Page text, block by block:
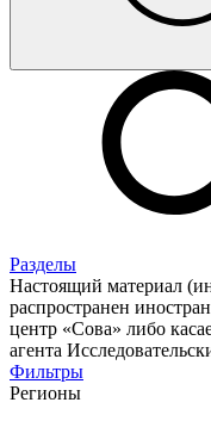
Разделы
Настоящий материал
распространен
центр «Сова» либо
агента
Фильтры
Регионы